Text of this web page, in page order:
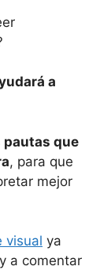
a
pautas que
, para que
mejor
visual ya
a comentar